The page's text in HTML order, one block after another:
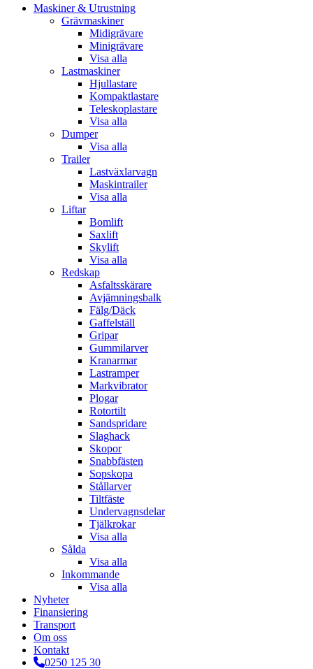
Close
Maskiner & Utrustning
Grävmaskiner
Midigrävare
Minigrävare
Visa alla
Lastmaskiner
Hjullastare
Kompaktlastare
Teleskoplastare
Visa alla
Dumper
Visa alla
Trailer
Lastväxlarvagn
Maskintrailer
Visa alla
Liftar
Bomlift
Saxlift
Skylift
Visa alla
Redskap
Asfaltsskärare
Avjämningsbalk
Fälg/Däck
Gaffelställ
Gripar
Gummilarver
Kranarmar
Lastramper
Markvibrator
Plogar
Rotortilt
Sandspridare
Slaghack
Skopor
Snabbfästen
Sopskopa
Stållarver
Tiltfäste
Undervagnsdelar
Tjälkrokar
Visa alla
Sålda
Visa alla
Inkommande
Visa alla
Nyheter
Finansiering
Transport
Om oss
Kontakt
0250 125 30